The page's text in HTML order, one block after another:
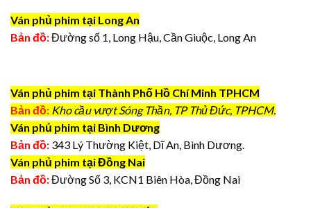
Ván phủ phim tại Long An
Bản đồ:Đường số 1, Long Hậu, Cần Giuộc, Long An
Ván phủ phim tại Thành Phố Hồ Chí Minh TPHCM
Bản đồ: Kho cầu vượt Sóng Thần, TP Thủ Đức, TPHCM.
Ván phủ phim tại Bình Dương
Bản đồ: 343 Lý Thường Kiệt, Dĩ An, Bình Dương.
Ván phủ phim tại Đồng Nai
Bản đồ:Đường Số 3, KCN1 Biên Hòa, Đồng Nai